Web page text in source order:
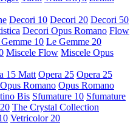
Decori 10 Decori 20 Decori 50
Decori Opus Romano Flow
10 Le Gemme 20
Miscele Flow Miscele Opus
15 Matt Opera 25 Opera 25
Opus Romano Opus Romano
Bis Sfumature 10 Sfumature
The Crystal Collection
Vetricolor 20